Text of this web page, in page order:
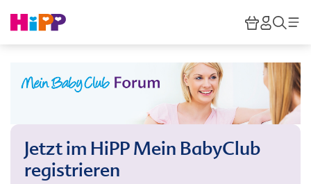
HiPP
Jetzt im HiPP Mein BabyClub
registrieren